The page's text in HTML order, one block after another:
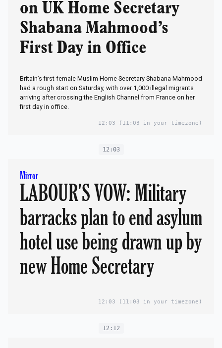
on UK Home Secretary
Shabana Mahmood’s
First Day in Office
Britain’s first female Muslim Home Secretary Shabana Mahmood
had a rough start on Saturday, with over 1,000 illegal migrants
arriving after crossing the English Channel from France on her
first day in office.
12:03 (11:03 in your timezone)
12:03
Mirror
LABOUR'S VOW: Military
barracks plan to end asylum
hotel use being drawn up by
new Home Secretary
12:03 (11:03 in your timezone)
12:12